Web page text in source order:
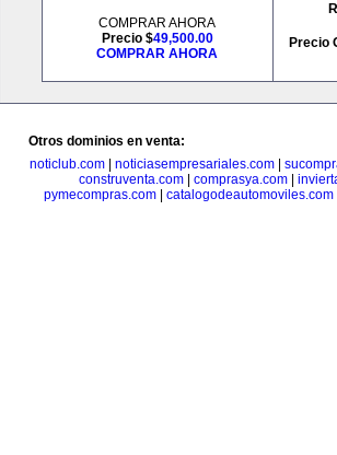
COMPRAR AHORA
Precio $49,500.00
COMPRAR AHORA
Precio
Otros dominios en venta:
noticlub.com| noticiasempresariales.com|
construventa.com| comprasya.com|
pymecompras.com| catalogodeautomoviles.com